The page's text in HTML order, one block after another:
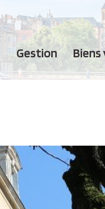
gestion